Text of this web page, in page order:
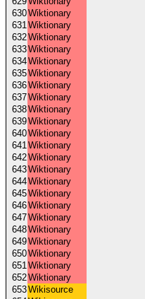
630Wiktionary
631Wiktionary
632Wiktionary
633Wiktionary
634Wiktionary
635Wiktionary
636Wiktionary
637Wiktionary
638Wiktionary
639Wiktionary
640Wiktionary
641Wiktionary
642Wiktionary
643Wiktionary
644Wiktionary
645Wiktionary
646Wiktionary
647Wiktionary
648Wiktionary
649Wiktionary
650Wiktionary
651Wiktionary
652Wiktionary
653Wikisource